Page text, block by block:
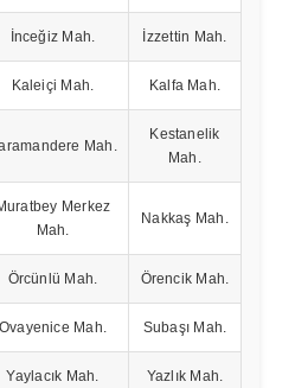
İnceğiz Mah. İzzettin Mah.
Kaleiçi Mah. Kalfa Mah.
Mah.
Kestanelik
Mah.
Merkez
Mah.
Nakkaş Mah.
Örcünlü Mah. Örencik Mah.
Ovayenice Mah. Subaşı Mah.
Yaylacık Mah. Yazlık Mah.